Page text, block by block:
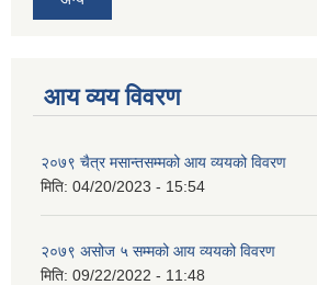
आय व्यय विवरण
२०७९ चैत्र मसान्तसम्मको आय व्ययको विवरण
मिति: 04/20/2023 - 15:54
२०७९ असोज ५ सम्मको आय व्ययको विवरण
मिति: 09/22/2022 - 11:48